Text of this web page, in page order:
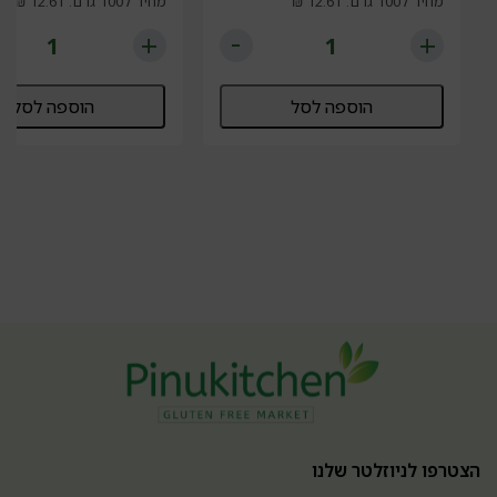
הוספה לסל הוספה לסל
הצטרפו לניוזלטר שלנו